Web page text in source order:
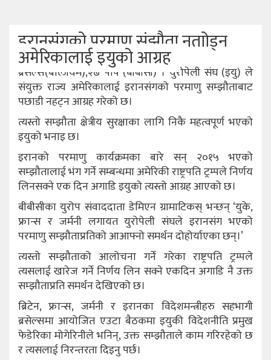
इरानसंगको परमाणु संझौता नताोड्न
अमेरिकालाई इयुको आग्रह
ब्रसेल्स(बेल्जियम),२७ पौष (बीबीसी) । युरोपेली संघ (इयु) ले
संयुक्त राज्य अमेरिकालाई इरानसंगको परमाणु सम्झौताबाट
पछाडी नहट्न आग्रह गरेको छ।
त्यस्तो सम्झौता क्षेत्रीय सुरक्षाका लागि निकै महत्वपूर्ण भएको
इयुको भनाइ छ।
इरानको परमाणु कार्यक्रमका बारे सन् २०१५ भएको
सम्झौतालाई भंग गर्ने सम्बन्धमा अमेरिकी राष्ट्रपति ट्रम्पले निर्णय
लिनसक्ने एक दिन अगाडि इयुको त्यस्तो आग्रह आएको छ।
बीबीसीका युरोप संवाददाता डेमिएन ग्रामाटिकस् भन्छन् ‘युके,
फ्रान्स र जर्मनी लगायत युरोपेली संघले इरानसंग भएको
परमाणु सम्झौताप्रतिको आआफ्नो समर्थन दोहोर्याएका छन्।’
त्यस्तो सम्झौताको आलोचना गर्ने गरेका राष्ट्रपति ट्रम्पले
त्यसलाई खारेज गर्ने निर्णय लिन सक्ने एकदिन अगाडि नै उक्त
सम्झौताप्रति समर्थन देखिएको छ।
ब्रिटेन, फ्रान्स, जर्मनी र इरानका विदेशमन्त्रीहरु सहभागी
ब्रसेल्समा आयोजित एउटा बैठकमा इयुकी विदेशनीति प्रमुख
फेडेरिका मोगेरिनीले भनिन्, उक्त सम्झौताले काम गरिरहेको छ
र त्यसलाई निरन्तरता दिइनु पर्छ।